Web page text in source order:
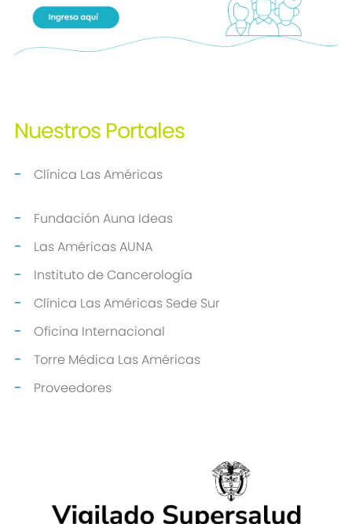
Nuestros Portales
Clínica Las Américas
Fundación Auna Ideas
Las Américas AUNA
Instituto de Cancerología
Clínica Las Américas Sede Sur
Oficina Internacional
Torre Médica Las Américas
Proveedores